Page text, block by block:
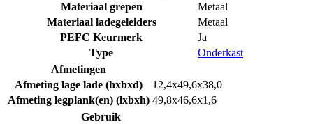
Materiaal grepen
Metaal
Materiaal ladegeleiders
Metaal
PEFC Keurmerk
Ja
Type
Onderkast
Afmetingen
Afmeting lage lade (hxbxd)
12,4x49,6x38,0
Afmeting legplank(en) (lxbxh) 49,8x46,6x1,6
Gebruik